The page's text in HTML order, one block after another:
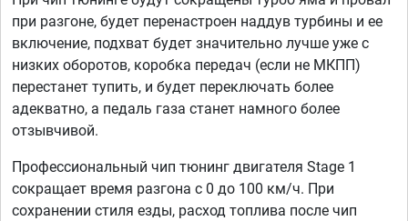
при разгоне, будет перенастроен наддув турбины и ее
включение, подхват будет значительно лучше уже с
низких оборотов, коробка передач (если не МКПП)
перестанет тупить, и будет переключать более
адекватно, а педаль газа станет намного более
отзывчивой.
Профессиональный чип тюнинг двигателя Stage 1
сокращает время разгона с 0 до 100 км/ч. При
сохранении стиля езды, расход топлива после чип